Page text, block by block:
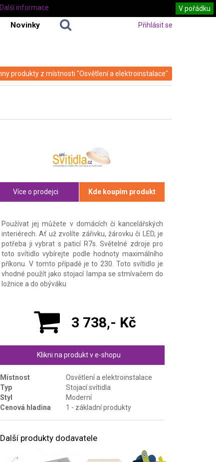
Novinky Přihlásit se
produkty z místnosti "Osvětlení a elektroinstalace"
Více o prodejci Kde koupím produkt
Používat jej můžete v domácích či kancelářských
interiérech. Ať už zvolíte zářivku, žárovku či LED, je
potřeba ji vybrat s paticí R7s. Světelné zdroje pro
toto svítidlo vybírejte podle hodnoty maximálního
příkonu. V tomto případě je to 230. Toto svítidlo je
vhodné použít jako stojací lampa se stmívačem do
ložnice a do obýváku
3 738,- Kč
Klikni na produkt v e-shopu
Místnost
Osvětlení a elektroinstalace
Typ
Stojací svítidla
Styl
Moderní
Cenová hladina
1 - základní produkty
Další produkty dodavatele
V pořádku
Další informace